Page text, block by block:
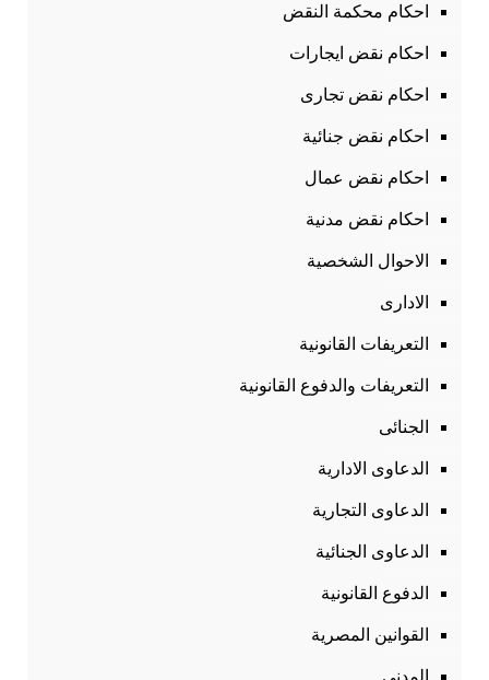
احكام محكمة النقض
احكام نقض ايجارات
احكام نقض تجارى
احكام نقض جنائية
احكام نقض عمال
احكام نقض مدنية
الاحوال الشخصية
الادارى
التعريفات القانونية
التعريفات والدفوع القانونية
الجنائى
الدعاوى الادارية
الدعاوى التجارية
الدعاوى الجنائية
الدفوع القانونية
القوانين المصرية
المدنى